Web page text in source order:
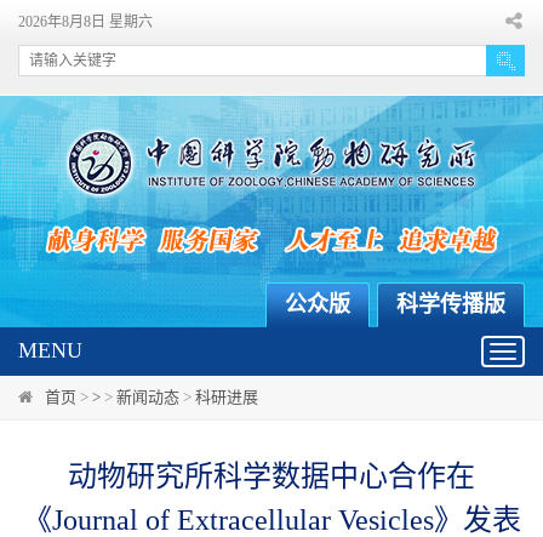
2026年8月8日 星期六
科学传播版
公众版
MENU
首页 > > > 新闻动态 > 科研进展
动物研究所科学数据中心合作在
《Journal of Extracellular Vesicles》发表